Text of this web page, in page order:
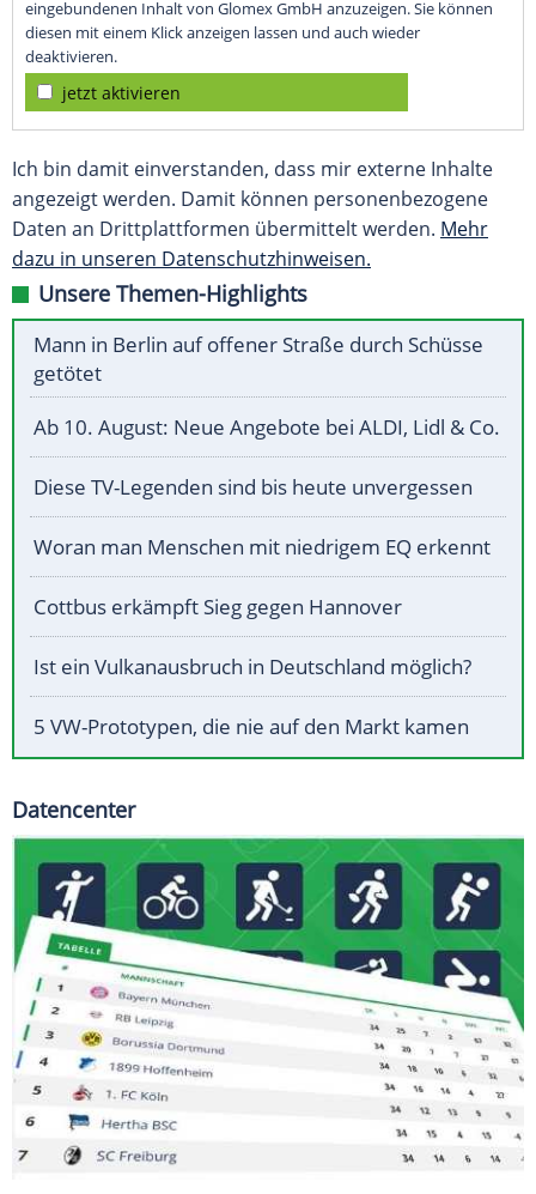
eingebundenen Inhalt von Glomex GmbH anzuzeigen. Sie können
diesen mit einem Klick anzeigen lassen und auch wieder
deaktivieren.
jetzt aktivieren
Ich bin damit einverstanden, dass mir externe Inhalte
angezeigt werden. Damit können personenbezogene
Daten an Drittplattformen übermittelt werden. Mehr
dazu in unseren Datenschutzhinweisen.
Unsere Themen-Highlights
Mann in Berlin auf offener Straße durch Schüsse
getötet
Ab 10. August: Neue Angebote bei ALDI, Lidl & Co.
Diese TV-Legenden sind bis heute unvergessen
Woran man Menschen mit niedrigem EQ erkennt
Cottbus erkämpft Sieg gegen Hannover
Ist ein Vulkanausbruch in Deutschland möglich?
5 VW-Prototypen, die nie auf den Markt kamen
Datencenter